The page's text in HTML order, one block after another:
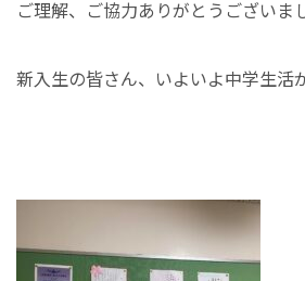
ご理解、ご協力ありがとうございま
新入生の皆さん、いよいよ中学生活